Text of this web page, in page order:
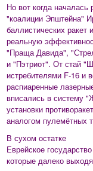
Но вот когда началась
"коалиции Эпштейна"
баллистических ракет
реальную
"Праща Давида",
и "Пэтриот". От стай
истребителями F-16 и
распиаренные
вписались в систему
установки
аналогом пулемётных
В сухом остатке
Еврейское
которые далеко